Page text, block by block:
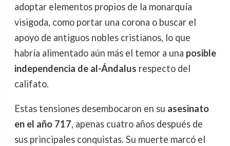
adoptar elementos propios de la monarquía
visigoda, como portar una corona o buscar el
apoyo de antiguos nobles cristianos, lo que
habría alimentado aún más el temor a una posible
independencia de al-Ándalus respecto del
califato.
Estas tensiones desembocaron en su asesinato
en el año 717, apenas cuatro años después de
sus principales conquistas. Su muerte marcó el